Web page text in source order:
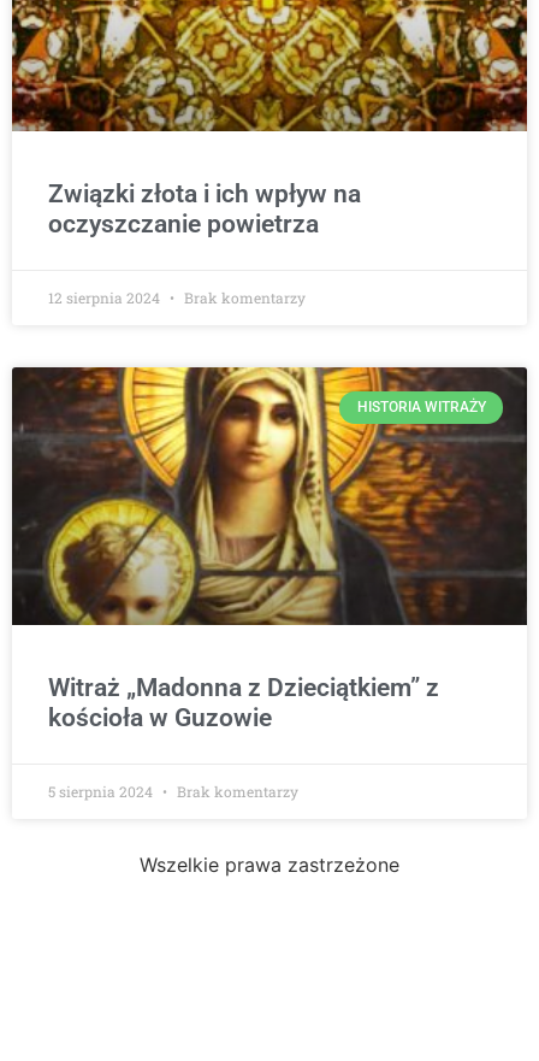
Związki złota i ich wpływ na
oczyszczanie powietrza
12 sierpnia 2024 Brak komentarzy
HISTORIA WITRAŻY
Witraż „Madonna z Dzieciątkiem” z
kościoła w Guzowie
5 sierpnia 2024 Brak komentarzy
Wszelkie prawa zastrzeżone